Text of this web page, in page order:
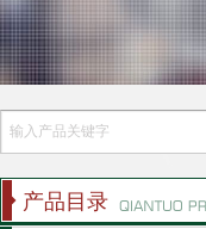
产品目录